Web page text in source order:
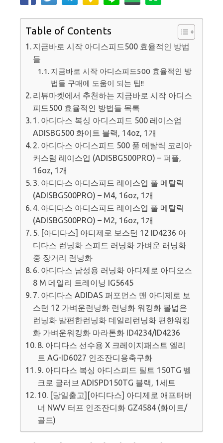
Table of Contents
지금바로 시작 아디스피드500 효율적인 방법
들
지금바로 시작 아디스피드500 효율적인 방
법들 구매에 도움이 되는 팁!!
리뷰마켓에서 추천하는 지금바로 시작 아디스
피드500 효율적인 방법들 목록
1. 아디다스 복싱 아디스피드 500 레이스업
ADISBG500 화이트 블랙, 14oz, 1개
2. 아디다스 아디스피드 500 풀 메탈릭 코리아
커스텀 레이스업 (ADISBG500PRO) – 퍼플,
16oz, 1개
3. 아디다스 아디스피드 레이스업 풀 메탈릭
(ADISBG500PRO) – M4, 16oz, 1개
4. 아디다스 아디스피드 레이스업 풀 메탈릭
(ADISBG500PRO) – M2, 16oz, 1개
5. [아디다스] 아디제로 보스턴 12 ID4236 아
디다스 런닝화 스피드 러닝화 가벼운 러닝화
중 장거리 런닝화
6. 아디다스 남성용 러닝화 아디제로 아디오스
8 M 데일리 트레이닝 IG5645
7. 아디다스 ADIDAS 퍼포먼스 맨 아디제로 보
스턴 12 가벼운런닝화 런닝화 워킹화 볼넓은
런닝화 발편한런닝화 데일리런닝화 편한워킹
화 가벼운워킹화 마라톤화 ID4234/ID4236
8. 아디다스 선수용 X 크레이지패스트 엘리
트 AG-ID6027 인조잔디용축구화
9. 아디다스 복싱 아디스피드 틸트 150TG 벨
크로 글러브 ADISPD150TG 블랙, 1세트
10. [당일출고][아디다스] 아디제로 애프터버
너 NWV 터프 인조잔디화 GZ4584 (화이트/
골드)